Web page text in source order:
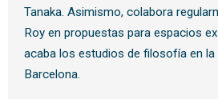
Tanaka. Asimismo, colabora
Roy en propuestas para espacios
acaba los estudios de filosofía en la
Barcelona.